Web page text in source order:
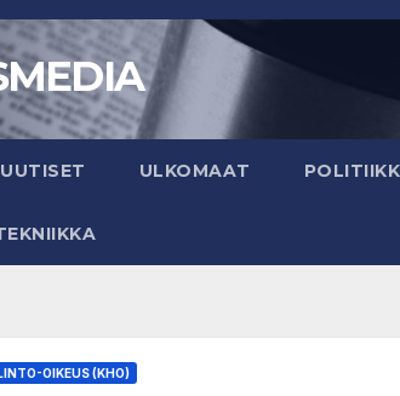
ULKOMAAT
OIKEUS (KHO)